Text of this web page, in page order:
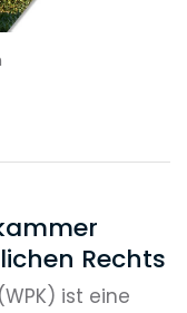
Rechts
ist eine